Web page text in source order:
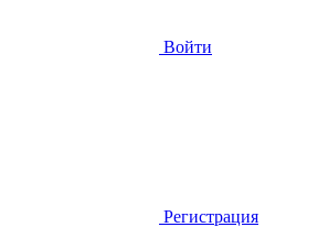
Войти
Регистрация